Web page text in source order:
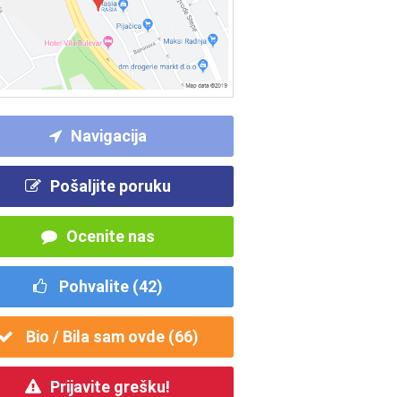
Navigacija
Pošaljite poruku
Ocenite nas
Pohvalite (42)
Bio / Bila sam ovde (66)
Prijavite grešku!